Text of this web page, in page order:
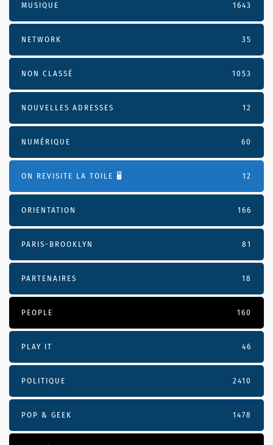
MUSIQUE 1643
NETWORK 35
NON CLASSÉ 1053
NOUVELLES ADRESSES 12
NUMÉRIQUE 60
ON REVISITE LA TOILE 🖥️ 12
ORIENTATION 166
PARIS-BROOKLYN 81
PARTENAIRES 18
PEOPLE 160
PLAY IT 46
POLITIQUE 2410
POP & GEEK 1478